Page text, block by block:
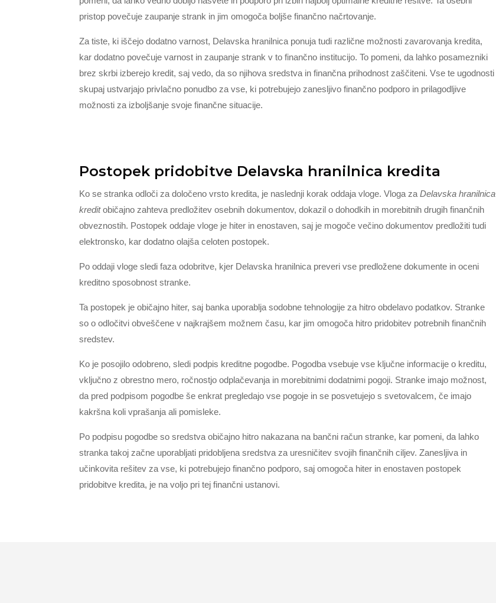
pristop povečuje zaupanje strank in jim omogoča boljše finančno načrtovanje.
Za tiste, ki iščejo dodatno varnost, Delavska hranilnica ponuja tudi različne možnosti zavarovanja kredita,
kar dodatno povečuje varnost in zaupanje strank v to finančno institucijo. To pomeni, da lahko posamezniki
brez skrbi izberejo kredit, saj vedo, da so njihova sredstva in finančna prihodnost zaščiteni. Vse te ugodnosti
skupaj ustvarjajo privlačno ponudbo za vse, ki potrebujejo zanesljivo finančno podporo in prilagodljive
možnosti za izboljšanje svoje finančne situacije.
Postopek pridobitve Delavska hranilnica kredita
Ko se stranka odloči za določeno vrsto kredita, je naslednji korak oddaja vloge. Vloga zaDelavska hranilnica
kreditobičajno zahteva predložitev osebnih dokumentov, dokazil o dohodkih in morebitnih drugih finančnih
obveznostih. Postopek oddaje vloge je hiter in enostaven, saj je mogoče večino dokumentov predložiti tudi
elektronsko, kar dodatno olajša celoten postopek.
Po oddaji vloge sledi faza odobritve, kjer Delavska hranilnica preveri vse predložene dokumente in oceni
kreditno sposobnost stranke.
Ta postopek je običajno hiter, saj banka uporablja sodobne tehnologije za hitro obdelavo podatkov. Stranke
so o odločitvi obveščene v najkrajšem možnem času, kar jim omogoča hitro pridobitev potrebnih finančnih
sredstev.
Ko je posojilo odobreno, sledi podpis kreditne pogodbe. Pogodba vsebuje vse ključne informacije o kreditu,
vključno z obrestno mero, ročnostjo odplačevanja in morebitnimi dodatnimi pogoji. Stranke imajo možnost,
da pred podpisom pogodbe še enkrat pregledajo vse pogoje in se posvetujejo s svetovalcem, če imajo
kakršna koli vprašanja ali pomisleke.
Po podpisu pogodbe so sredstva običajno hitro nakazana na bančni račun stranke, kar pomeni, da lahko
stranka takoj začne uporabljati pridobljena sredstva za uresničitev svojih finančnih ciljev. Zanesljiva in
učinkovita rešitev za vse, ki potrebujejo finančno podporo, saj omogoča hiter in enostaven postopek
pridobitve kredita, je na voljo pri tej finančni ustanovi.